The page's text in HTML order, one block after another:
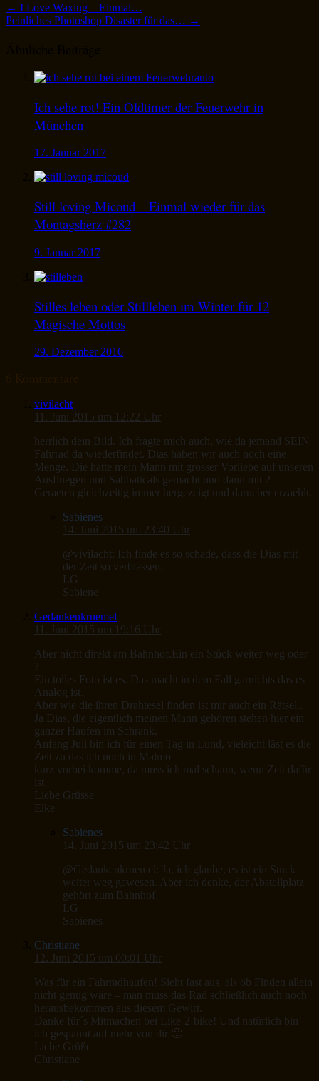
← I Love Waxing – Einmal…
Peinliches Photoshop Disaster für das… →
Ich sehe rot! Ein Oldtimer der Feuerwehr in
München
17. Januar 2017
Still loving Micoud – Einmal wieder für das
Montagsherz #282
9. Januar 2017
Stilles leben oder Stillleben im Winter für 12
Magische Mottos
29. Dezember 2016
vivilacht
11. Juni 2015 um 12:22 Uhr
herrlich dein Bild. Ich fragte mich auch, wie da jemand SEIN
Fahrrad da wiederfindet. Dias haben wir auch noch eine
Menge. Die hatte mein Mann mit grosser Vorliebe auf unseren
Ausfluegen und Sabbaticals gemacht und dann mit 2
Geraeten gleichzeitig immer hergezeigt und darueber erzaehlt.
Sabienes
14. Juni 2015 um 23:40 Uhr
@vivilacht: Ich finde es so schade, dass die Dias mit
der Zeit so verblassen.
LG
Sabiene
Gedankenkruemel
11. Juni 2015 um 19:16 Uhr
Aber nicht direkt am Bahnhof.Ein ein Stück weiter weg oder
?
Ein tolles Foto ist es. Das macht in dem Fall garnichts das es
Analog ist.
Aber wie die ihren Drahtesel finden ist mir auch ein Rätsel..
Ja Dias, die eigentlich meinen Mann gehören stehen hier ein
ganzer Haufen im Schrank.
Anfang Juli bin ich für einen Tag in Lund, vieleicht läst es die
Zeit zu das ich noch in Malmö
kurz vorbei komme, da muss ich mal schaun, wenn Zeit dafür
ist.
Liebe Grüsse
Elke
Sabienes
14. Juni 2015 um 23:42 Uhr
@Gedankenkruemel: Ja, ich glaube, es ist ein Stück
weiter weg gewesen. Aber ich denke, der Abstellplatz
gehört zum Bahnhof.
LG
Sabienes
Christiane
12. Juni 2015 um 00:01 Uhr
Was für ein Fahrradhaufen! Sieht fast aus, als ob Finden allein
nicht genug wäre – man muss das Rad schließlich auch noch
herausbekommen aus diesem Gewirr.
Danke für´s Mitmachen bei Like-2-bike! Und natürlich bin
ich gespannt auf mehr von dir 🙂
Liebe Grüße
Christiane